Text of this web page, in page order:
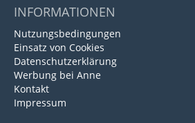
INFORMATIONEN
Nutzungsbedingungen
Einsatz von Cookies
Datenschutzerklärung
Werbung bei Anne
Kontakt
Impressum